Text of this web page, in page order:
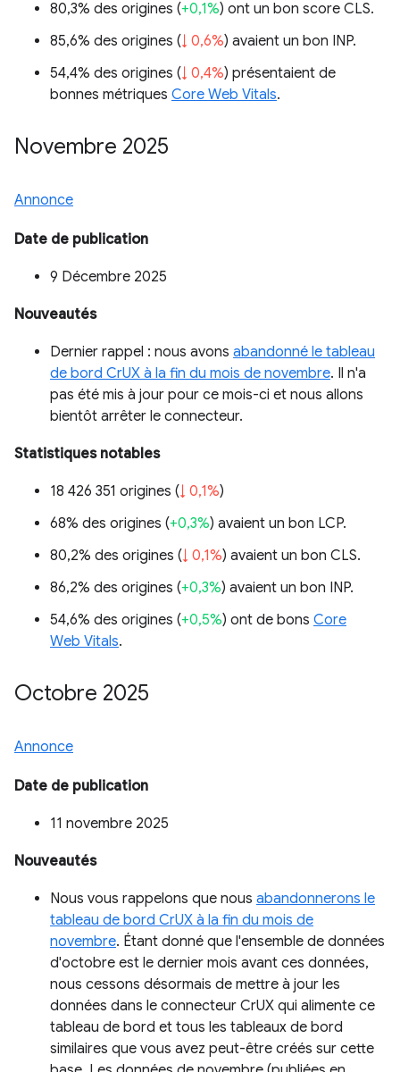
80,3% des origines (+0,1%) ont un bon score CLS.
85,6% des origines (↓ 0,6%) avaient un bon INP.
54,4% des origines (↓ 0,4%) présentaient de
bonnes métriques Core Web Vitals.
Novembre 2025
Annonce
Date de publication
9 Décembre 2025
Nouveautés
Dernier rappel : nous avons abandonné le tableau
de bord CrUX à la fin du mois de novembre. Il n'a
pas été mis à jour pour ce mois-ci et nous allons
bientôt arrêter le connecteur.
Statistiques notables
18 426 351 origines (↓ 0,1%)
68% des origines (+0,3%) avaient un bon LCP.
80,2% des origines (↓ 0,1%) avaient un bon CLS.
86,2% des origines (+0,3%) avaient un bon INP.
54,6% des origines (+0,5%) ont de bons Core
Web Vitals.
Octobre 2025
Annonce
Date de publication
11 novembre 2025
Nouveautés
Nous vous rappelons que nous abandonnerons le
tableau de bord CrUX à la fin du mois de
novembre. Étant donné que l'ensemble de données
d'octobre est le dernier mois avant ces données,
nous cessons désormais de mettre à jour les
données dans le connecteur CrUX qui alimente ce
tableau de bord et tous les tableaux de bord
similaires que vous avez peut-être créés sur cette